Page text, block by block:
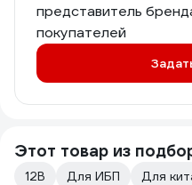
представитель
покупателей
Этот товар из
12В Для ИБП Для